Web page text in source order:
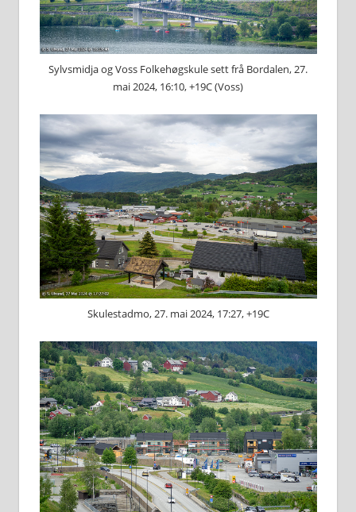
Sylvsmidja og Voss Folkehøgskule sett frå Bordalen, 27.
mai 2024, 16:10, +19C (Voss)
Skulestadmo, 27. mai 2024, 17:27, +19C